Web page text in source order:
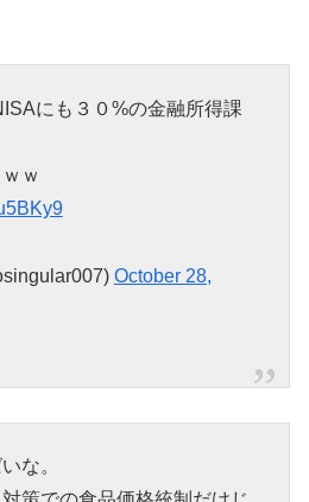
にも３０%の金融所得課
ｗ
October 28,
な。